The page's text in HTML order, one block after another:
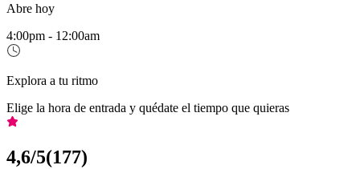
Abre hoy
4:00pm - 12:00am
Explora a tu ritmo
Elige la hora de entrada y quédate el tiempo que quieras
4,6/5(177)